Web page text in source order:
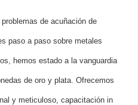
de acuñación de
paso a paso sobre metales
hemos estado a la vanguardia
de oro y plata. Ofrecemos
y meticuloso, capacitación in